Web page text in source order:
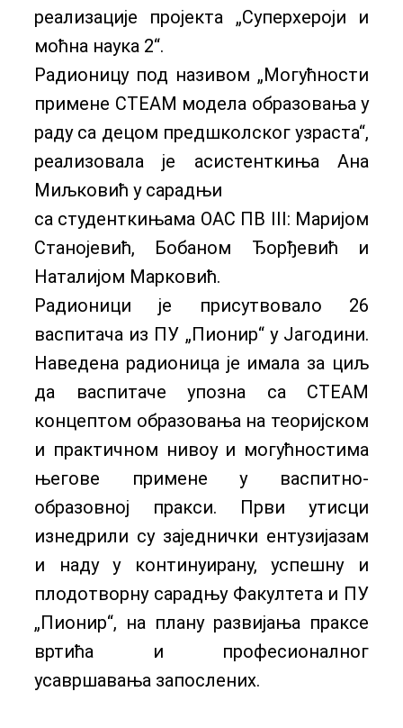
реализације пројекта „Суперхероји и
моћна наука 2“.
Радионицу под називом „Могућности
примене СТЕАМ модела образовања у
раду са децом предшколског узраста“,
реализовала је асистенткиња Ана
Миљковић у сарадњи
са студенткињама ОАС ПВ III: Маријом
Станојевић, Бобаном Ђорђевић и
Наталијом Марковић.
Радионици је присутвовало 26
васпитача из ПУ „Пионир“ у Јагодини.
Наведена радионица је имала за циљ
да васпитаче упозна са СТЕАМ
концептом образовања на теоријском
и практичном нивоу и могућностима
његове примене у васпитно-
образовној пракси. Први утисци
изнедрили су заједнички ентузијазам
и наду у континуирану, успешну и
плодотворну сарадњу Факултета и ПУ
„Пионир“, на плану развијања праксе
вртића и професионалног
усавршавања запослених.